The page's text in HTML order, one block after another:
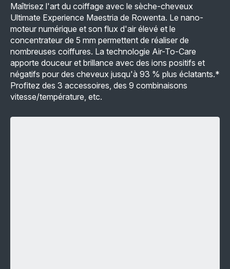
Maîtrisez l'art du coiffage avec le sèche-cheveux
Ultimate Experience Maestria de Rowenta. Le nano-
moteur numérique et son flux d'air élevé et le
concentrateur de 5 mm permettent de réaliser de
nombreuses coiffures. La technologie Air-To-Care
apporte douceur et brillance avec des ions positifs et
négatifs pour des cheveux jusqu'à 93 % plus éclatants.*
Profitez des 3 accessoires, des 9 combinaisons
vitesse/température, etc.